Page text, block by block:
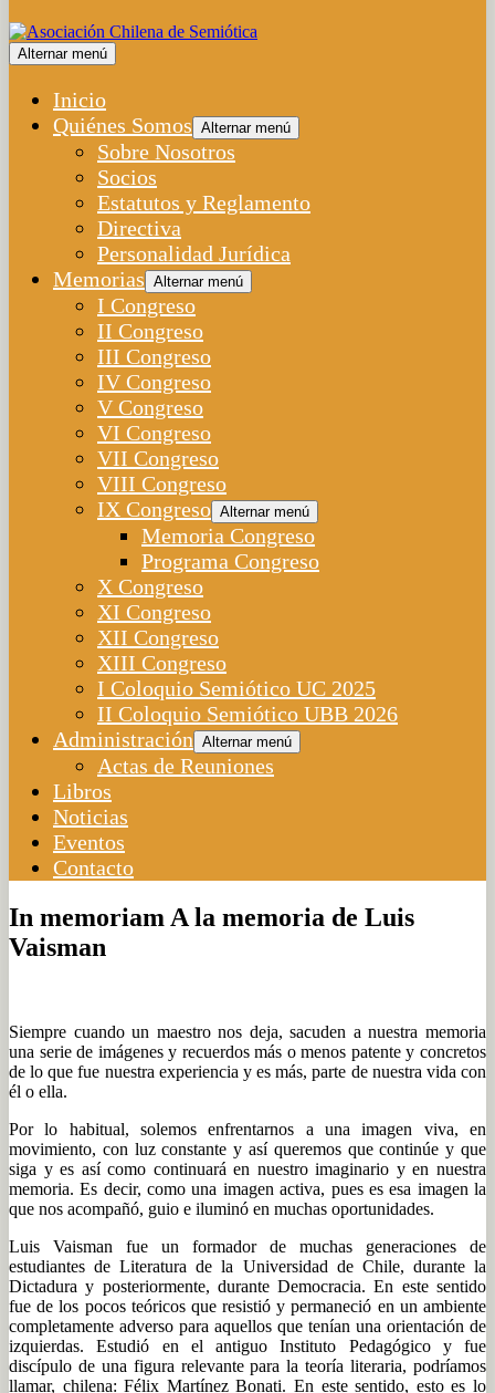
Alternar menú
Inicio
Quiénes Somos Alternar menú
Sobre Nosotros
Socios
Estatutos y Reglamento
Directiva
Personalidad Jurídica
Memorias Alternar menú
I Congreso
II Congreso
III Congreso
IV Congreso
V Congreso
VI Congreso
VII Congreso
VIII Congreso
IX Congreso Alternar menú
Memoria Congreso
Programa Congreso
X Congreso
XI Congreso
XII Congreso
XIII Congreso
I Coloquio Semiótico UC 2025
II Coloquio Semiótico UBB 2026
Administración Alternar menú
Actas de Reuniones
Libros
Noticias
Eventos
Contacto
In memoriam A la memoria de Luis
Vaisman
Siempre cuando un maestro nos deja, sacuden a nuestra memoria
una serie de imágenes y recuerdos más o menos patente y concretos
de lo que fue nuestra experiencia y es más, parte de nuestra vida con
él o ella.
Por lo habitual, solemos enfrentarnos a una imagen viva, en
movimiento, con luz constante y así queremos que continúe y que
siga y es así como continuará en nuestro imaginario y en nuestra
memoria. Es decir, como una imagen activa, pues es esa imagen la
que nos acompañó, guio e iluminó en muchas oportunidades.
Luis Vaisman fue un formador de muchas generaciones de
estudiantes de Literatura de la Universidad de Chile, durante la
Dictadura y posteriormente, durante Democracia. En este sentido
fue de los pocos teóricos que resistió y permaneció en un ambiente
completamente adverso para aquellos que tenían una orientación de
izquierdas. Estudió en el antiguo Instituto Pedagógico y fue
discípulo de una figura relevante para la teoría literaria, podríamos
llamar, chilena: Félix Martínez Bonati. En este sentido, esto es lo